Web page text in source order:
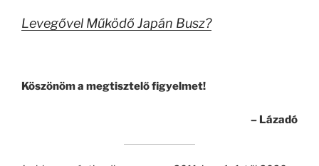
Levegővel Működő Japán Busz?
Köszönöm a megtisztelő figyelmet!
– Lázadó